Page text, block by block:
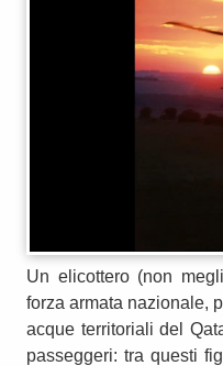
Un elicottero (non
forza armata nazionale,
acque territoriali del
passeggeri: tra questi